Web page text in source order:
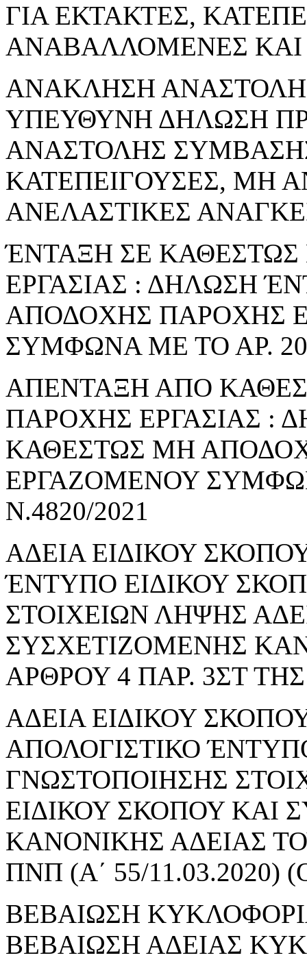
ΓΙΑ ΕΚΤΑΚΤΕΣ,
ΑΝΑΒΑΛΛΟΜΕΝΕΣ ΚΑΙ
ΑΝΑΚΛΗΣΗ
ΥΠΕΥΘΥΝΗ ΔΗΛΩΣΗ
ΑΝΑΣΤΟΛΗΣ
ΚΑΤΕΠΕΙΓΟΥΣΕΣ, ΜΗ
ΑΝΕΛΑΣΤΙΚΕΣ
ΈΝΤΑΞΗ ΣΕ
ΕΡΓΑΣΙΑΣ : ΔΗΛΩΣΗ
ΑΠΟΔΟΧΗΣ ΠΑΡΟΧΗΣ
ΣΥΜΦΩΝΑ ΜΕ ΤΟ ΑΡ.
ΑΠΕΝΤΑΞΗ ΑΠΟ
ΠΑΡΟΧΗΣ ΕΡΓΑΣΙΑΣ :
ΚΑΘΕΣΤΩΣ ΜΗ
ΕΡΓΑΖΟΜΕΝΟΥ
Ν.4820/2021
ΑΔΕΙΑ ΕΙΔΙΚΟΥ
ΈΝΤΥΠΟ ΕΙΔΙΚΟΥ
ΣΤΟΙΧΕΙΩΝ ΛΗΨΗΣ
ΣΥΣΧΕΤΙΖΟΜΕΝΗΣ
ΑΡΘΡΟΥ 4 ΠΑΡ. 3ΣΤ ΤΗΣ
ΑΔΕΙΑ ΕΙΔΙΚΟΥ
ΑΠΟΛΟΓΙΣΤΙΚΟ
ΓΝΩΣΤΟΠΟΙΗΣΗΣ
ΕΙΔΙΚΟΥ ΣΚΟΠΟΥ ΚΑΙ
ΚΑΝΟΝΙΚΗΣ ΑΔΕΙΑΣ
ΠΝΠ (Α΄ 55/
ΒΕΒΑΙΩΣΗ
ΒΕΒΑΙΩΣΗ ΑΔΕΙΑΣ